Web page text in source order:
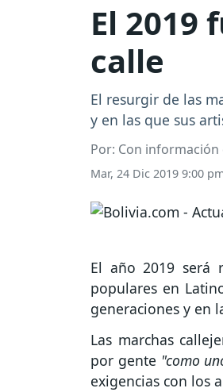
El 2019
calle
El resurgir de las
y en las que sus
Por: Con información
Mar, 24 Dic 2019 9:00
El año 2019 será
populares en
generaciones y en
Las marchas
por gente "como
exigencias con los